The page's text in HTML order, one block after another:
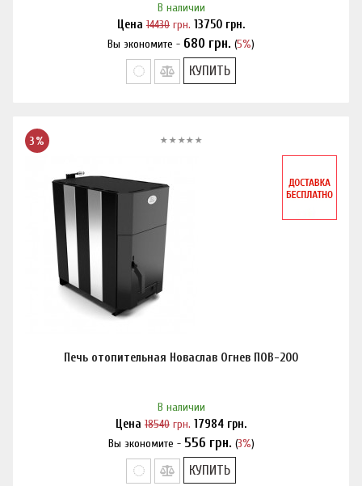
В наличии
Цена 14430 грн. 13750 грн.
Вы экономите - 680 грн. (5%)
Нашли дешевле?
КУПИТЬ
3%
Печь отопительная Новаслав Огнев ПОВ-200
В наличии
Цена 18540 грн. 17984 грн.
Вы экономите - 556 грн. (3%)
Нашли дешевле?
КУПИТЬ